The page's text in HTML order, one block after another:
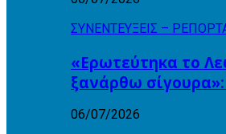
ΣΥΝΕΝΤΕΥΞΕΙΣ –
«Ερωτεύτηκα το
ξανάρθω
06/07/2026